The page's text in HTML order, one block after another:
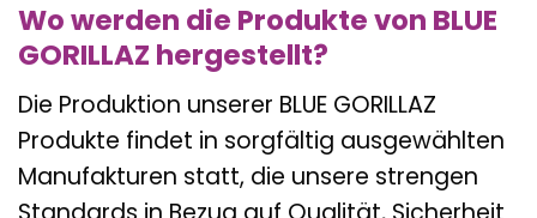
Wo werden die Produkte von BLUE
GORILLAZ hergestellt?
Die Produktion unserer BLUE GORILLAZ
Produkte findet in sorgfältig ausgewählten
Manufakturen statt, die unsere strengen